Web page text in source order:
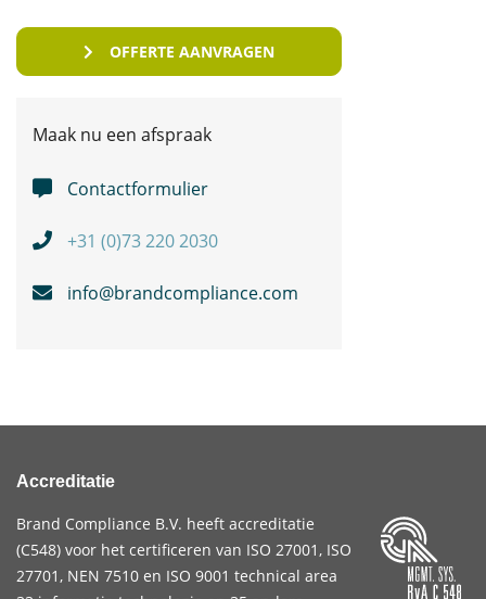
OFFERTE AANVRAGEN
Maak nu een afspraak
Contactformulier
+31 (0)73 220 2030
info@brandcompliance.com
Accreditatie
Brand Compliance B.V. heeft accreditatie
(C548) voor het certificeren van ISO 27001, ISO
27701, NEN 7510 en ISO 9001 technical area